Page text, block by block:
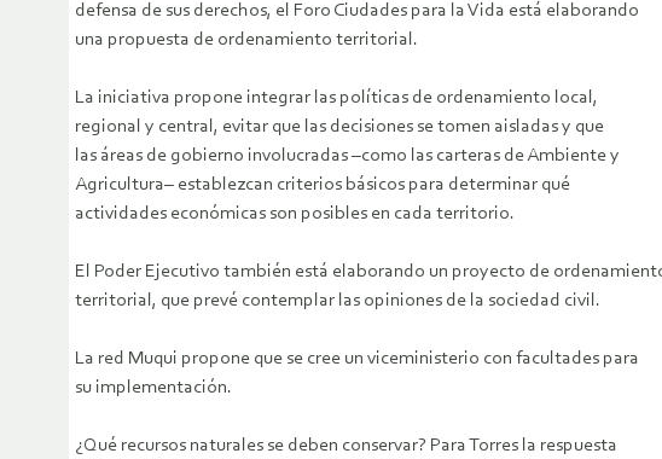
defensa de sus derechos, el Foro Ciudades para la Vida está elaborando
una propuesta de ordenamiento territorial.
La iniciativa propone integrar las políticas de ordenamiento local,
regional y central, evitar que las decisiones se tomen aisladas y que
las áreas de gobierno involucradas –como las carteras de Ambiente y
Agricultura– establezcan criterios básicos para determinar qué
actividades económicas son posibles en cada territorio.
El Poder Ejecutivo también está elaborando un proyecto de
territorial, que prevé contemplar las opiniones de la sociedad civil.
La red Muqui propone que se cree un viceministerio con facultades para
su implementación.
¿Qué recursos naturales se deben conservar? Para Torres la respuesta